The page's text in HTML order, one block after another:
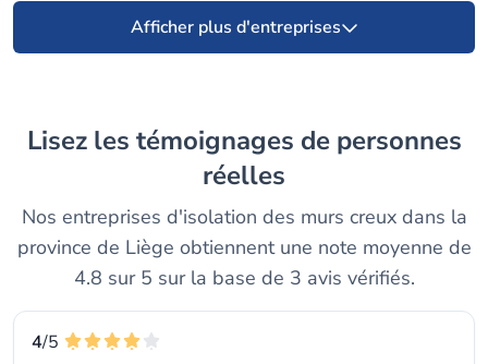
Afficher plus d'entreprises
Lisez les témoignages de personnes
réelles
Nos entreprises d'isolation des murs creux dans la
province de Liège obtiennent une note moyenne de
4.8 sur 5 sur la base de 3 avis vérifiés.
4/5